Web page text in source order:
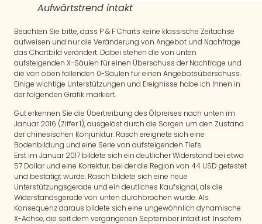
Aufwärtstrend intakt
Beachten Sie bitte, dass P & F Charts keine klassische Zeitachse
aufweisen und nur die Veränderung von Angebot und Nachfrage
das Chartbild verändert. Dabei stehen die von unten
aufsteigenden X-Säulen für einen Überschuss der Nachfrage und
die von oben fallenden 0-Säulen für einen Angebotsüberschuss.
Einige wichtige Unterstützungen und Ereignisse habe ich Ihnen in
der folgenden Grafik markiert.
Gut erkennen Sie die Übertreibung des Ölpreises nach unten im
Januar 2016 (Ziffer 1), ausgelöst durch die Sorgen um den Zustand
der chinesischen Konjunktur. Rasch ereignete sich eine
Bodenbildung und eine Serie von aufsteigenden Tiefs.
Erst im Januar 2017 bildete sich ein deutlicher Widerstand bei etwa
57 Dollar und eine Korrektur, bei der die Region von 44 USD getestet
und bestätigt wurde. Rasch bildete sich eine neue
Unterstützungsgerade und ein deutliches Kaufsignal, als die
Widerstandsgerade von unten durchbrochen wurde. Als
Konsequenz daraus bildete sich eine ungewöhnlich dynamische
X-Achse, die seit dem vergangenen September intakt ist. Insofern